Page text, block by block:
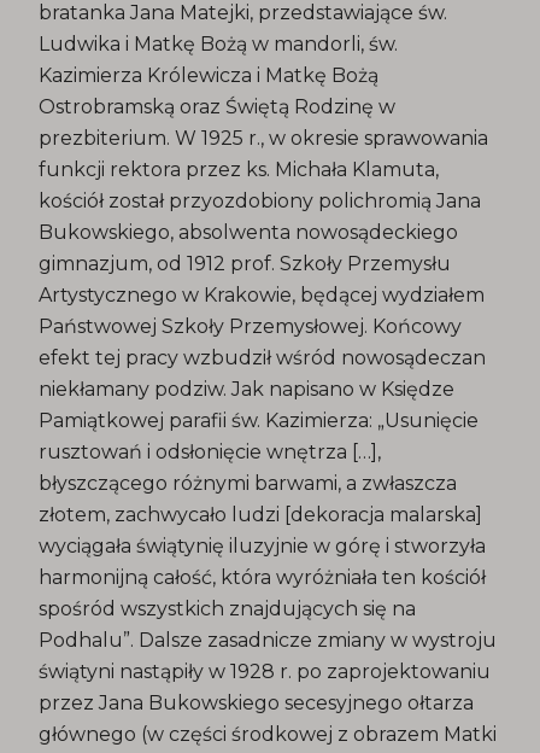
bratanka Jana Matejki, przedstawiające św.
Ludwika i Matkę Bożą w mandorli, św.
Kazimierza Królewicza i Matkę Bożą
Ostrobramską oraz Świętą Rodzinę w
prezbiterium. W 1925 r., w okresie sprawowania
funkcji rektora przez ks. Michała Klamuta,
kościół został przyozdobiony polichromią Jana
Bukowskiego, absolwenta nowosądeckiego
gimnazjum, od 1912 prof. Szkoły Przemysłu
Artystycznego w Krakowie, będącej wydziałem
Państwowej Szkoły Przemysłowej. Końcowy
efekt tej pracy wzbudził wśród nowosądeczan
niekłamany podziw. Jak napisano w Księdze
Pamiątkowej parafii św. Kazimierza: „Usunięcie
rusztowań i odsłonięcie wnętrza […],
błyszczącego różnymi barwami, a zwłaszcza
złotem, zachwycało ludzi [dekoracja malarska]
wyciągała świątynię iluzyjnie w górę i stworzyła
harmonijną całość, która wyróżniała ten kościół
spośród wszystkich znajdujących się na
Podhalu”. Dalsze zasadnicze zmiany w wystroju
świątyni nastąpiły w 1928 r. po zaprojektowaniu
przez Jana Bukowskiego secesyjnego ołtarza
głównego (w części środkowej z obrazem Matki